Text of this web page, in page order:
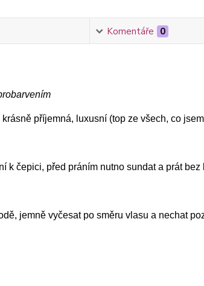
Komentáře 0
příjemná, luxusní (top ze všech, co
k čepici, před práním nutno sundat a prát bez
jemně vyčesat po směru vlasu a nechat